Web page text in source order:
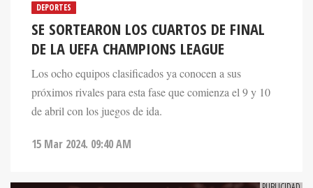
DEPORTES
SE SORTEARON LOS CUARTOS DE FINAL
DE LA UEFA CHAMPIONS LEAGUE
Los ocho equipos clasificados ya conocen a sus
próximos rivales para esta fase que comienza el 9 y 10
de abril con los juegos de ida.
15 Mar 2024. 09:40 AM